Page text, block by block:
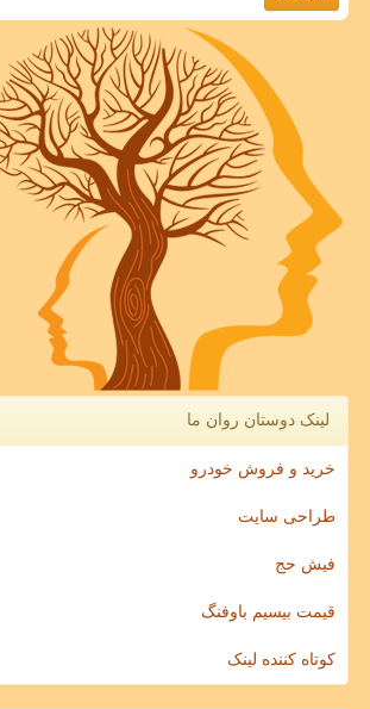
لینک دوستان روان ما
خرید و فروش خودرو
طراحی سایت
فیش حج
قیمت بیسیم باوفنگ
کوتاه کننده لینک